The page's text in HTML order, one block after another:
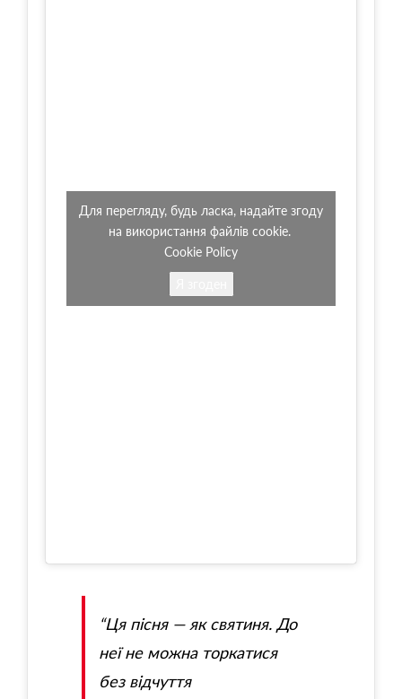
Для перегляду, будь ласка, надайте згоду
на використання файлів cookie.
Cookie Policy
“Ця пісня — як святиня. До
неї не можна торкатися
без відчуття